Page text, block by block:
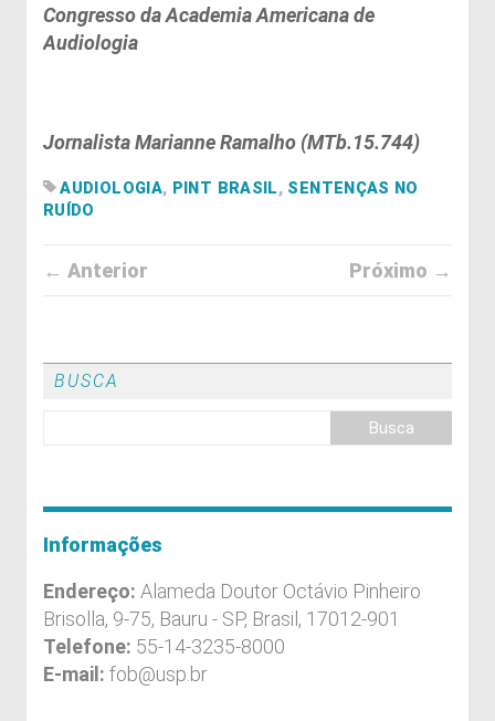
Congresso da Academia Americana de
Audiologia
Jornalista Marianne Ramalho (MTb.15.744)
AUDIOLOGIA, PINT BRASIL, SENTENÇAS NO
RUÍDO
← Anterior Próximo →
BUSCA
Informações
Endereço: Alameda Doutor Octávio Pinheiro
Brisolla, 9-75, Bauru - SP, Brasil, 17012-901
Telefone: 55-14-3235-8000
E-mail: fob@usp.br